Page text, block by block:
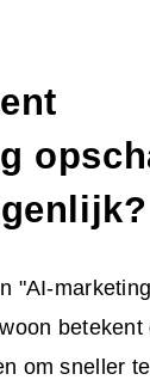
"AI-
betekent
om sneller